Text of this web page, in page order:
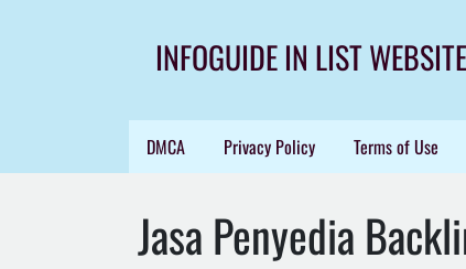
INFOGUIDE IN LIST WEBSITE
DMCA Privacy Policy Terms of Use
Jasa Penyedia